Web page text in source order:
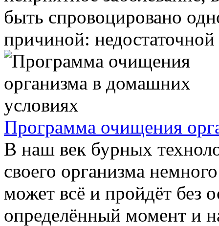
быть спровоцировано
причиной:
Программа очищения
В наш век бурных
своего организма
может всё и пройдёт без
определённый момент и